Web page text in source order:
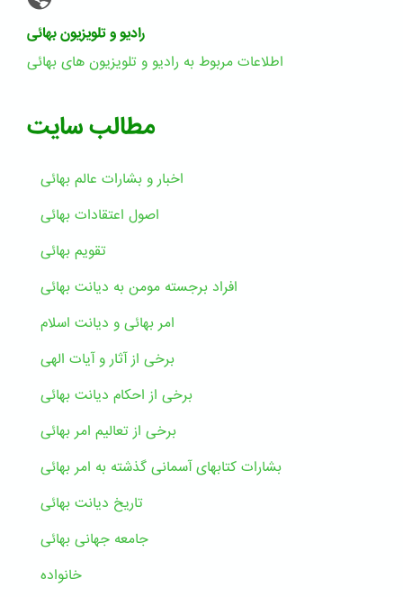
رادیو و تلویزیون بهائی
اطلاعات مربوط به رادیو و تلویزیون های بهائی
مطالب سایت
اخبار و بشارات عالم بهائى
اصول اعتقادات بهائی
تقویم بهائی
افراد برجسته مومن به دیانت بهائی
امر بهائی و دیانت اسلام
برخی از آثار و آیات الهی
برخی از احکام دیانت بهائی
برخی از تعالیم امر بهائی
بشارات کتابهای آسمانی گذشته به امر بهائی
تاریخ دیانت بهائی
جامعه جهانی بهائی
خانواده